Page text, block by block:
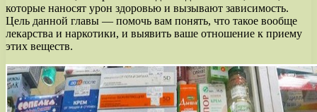
которые наносят урон здоровью и вызывают зависимость.
Цель данной главы — помочь вам понять, что такое вообще
лекарства и наркотики, и выявить ваше отношение к приему
этих веществ.